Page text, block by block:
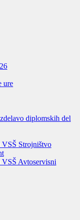
ure
diplomskih del
VSŠ Strojništvo
VSŠ Avtoservisni